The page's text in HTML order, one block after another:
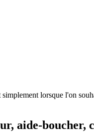
lorsque l'on
aide-boucher,